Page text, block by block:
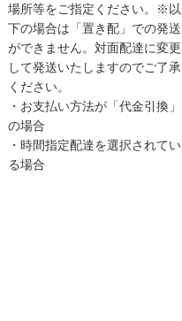
場所等をご指定ください。※以
下の場合は「置き配」での発送
ができません。対面配達に変更
して発送いたしますのでご了承
ください。
・お支払い方法が「代金引換」
の場合
・時間指定配達を選択されてい
る場合